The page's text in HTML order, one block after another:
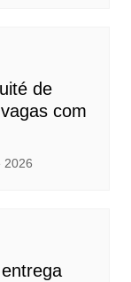
de
com
2026